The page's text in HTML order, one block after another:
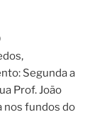
Segunda a
Prof. João
nos fundos do